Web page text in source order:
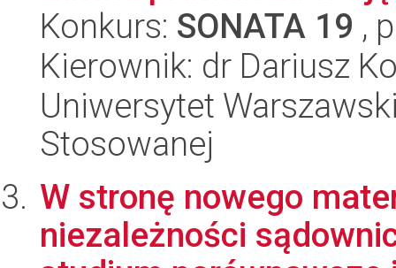
Konkurs: SONATA 19 ,
Kierownik: dr Dariusz
Uniwersytet
Stosowanej
W stronę nowego
niezależności